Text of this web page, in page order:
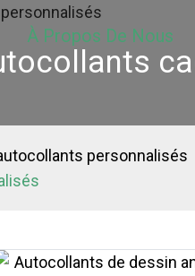
À Propos De Nous
personnalisés